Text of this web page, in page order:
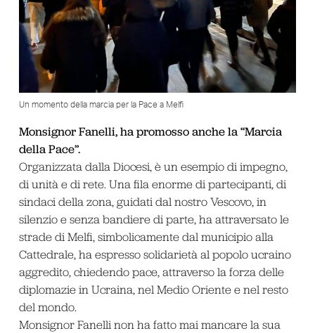
Un momento della marcia per la Pace a Melfi
Monsignor Fanelli, ha promosso anche la “Marcia
della Pace”.
Organizzata dalla Diocesi, è un esempio di impegno,
di unità e di rete. Una fila enorme di partecipanti, di
sindaci della zona, guidati dal nostro Vescovo, in
silenzio e senza bandiere di parte, ha attraversato le
strade di Melfi, simbolicamente dal municipio alla
Cattedrale, ha espresso solidarietà al popolo ucraino
aggredito, chiedendo pace, attraverso la forza delle
diplomazie in Ucraina, nel Medio Oriente e nel resto
del mondo.
Monsignor Fanelli non ha fatto mai mancare la sua